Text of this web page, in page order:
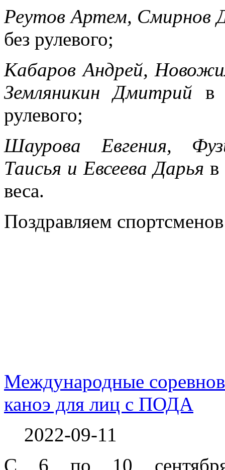
Реутов Артем, Смирнов
без рулевого;
Кабаров Андрей,
Земляникин Дмитрий в
рулевого;
Шаурова Евгения,
Таисья и Евсеева Дарья в
веса.
Поздравляем
Международные
каноэ для лиц с ПОДА
2022-09-11
С 6 по 10